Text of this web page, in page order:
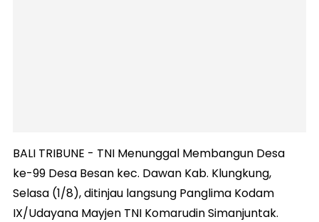
BALI TRIBUNE - TNI Menunggal Membangun Desa
ke-99 Desa Besan kec. Dawan Kab. Klungkung,
Selasa (1/8), ditinjau langsung Panglima Kodam
IX/Udayana Mayjen TNI Komarudin Simanjuntak.